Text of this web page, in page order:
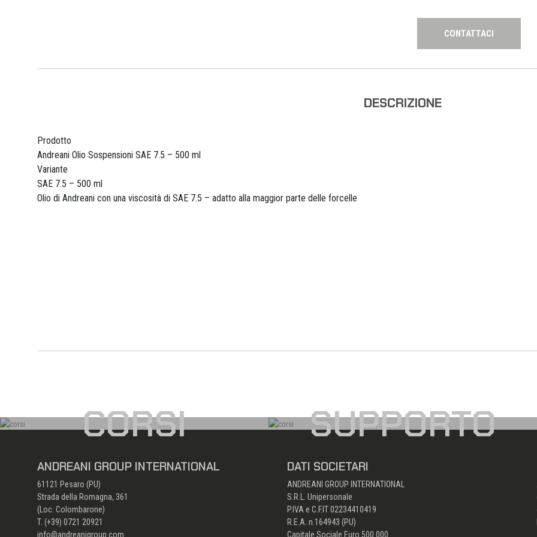
CONTATTACI
DESCRIZIONE
Prodotto
Andreani Olio Sospensioni SAE 7.5 – 500 ml
Variante
SAE 7.5 – 500 ml
Olio di Andreani con una viscosità di SAE 7.5 – adatto alla maggior parte delle forcelle
CORSI SUPPORTO
ANDREANI GROUP INTERNATIONAL
61121 Pesaro (PU)
Strada della Romagna, 361
(Loc. Colombarone)
T. (+39) 0721 20921
info@andreanigroup.com
DATI SOCIETARI
ANDREANI GROUP INTERNATIONAL
S.R.L. Unipersonale
P.IVA e C.F.IT 02234410419
R.E.A. n.164943 (PU)
Capitale Sociale Euro 500.000